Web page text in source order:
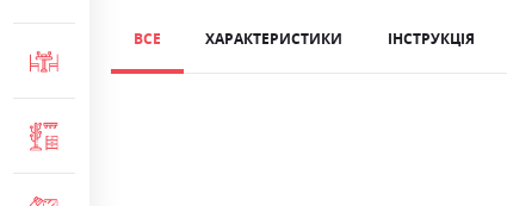
ВСЕ ХАРАКТЕРИСТИКИ ІНСТРУКЦІЯ